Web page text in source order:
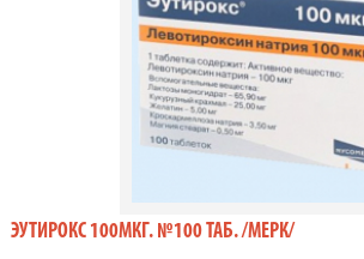
ЭУТИРОКС 100МКГ. №100 ТАБ. /МЕРК/